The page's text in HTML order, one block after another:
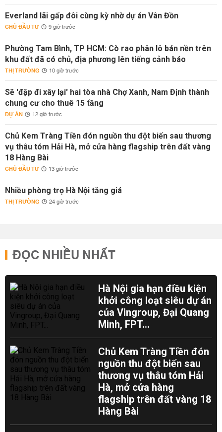
Everland lãi gấp đôi cùng kỳ nhờ dự án Vân Đồn
CHỦ ĐẦU TƯ 9 giờ trước
Phường Tam Bình, TP HCM: Cò rao phân lô bán nền trên
khu đất đã có chủ, địa phương lên tiếng cảnh báo
THỊ TRƯỜNG 10 giờ trước
Sẽ 'đập đi xây lại' hai tòa nhà Chợ Xanh, Nam Định thành
chung cư cho thuê 15 tầng
DỰ ÁN 12 giờ trước
Chủ Kem Tràng Tiền đón nguồn thu đột biến sau thương
vụ thâu tóm Hải Hà, mở cửa hàng flagship trên đất vàng
18 Hàng Bài
CHỦ ĐẦU TƯ 13 giờ trước
Nhiều phòng trọ Hà Nội tăng giá
THỊ TRƯỜNG 24 giờ trước
ĐỌC NHIỀU NHẤT
Hà Nội gia hạn điều kiện
khởi công loạt siêu dự án
của Vingroup, Đại Quang
Minh, FPT...
Chủ Kem Tràng Tiền đón
nguồn thu đột biến sau
thương vụ thâu tóm Hải
Hà, mở cửa hàng
flagship trên đất vàng 18
Hàng Bài